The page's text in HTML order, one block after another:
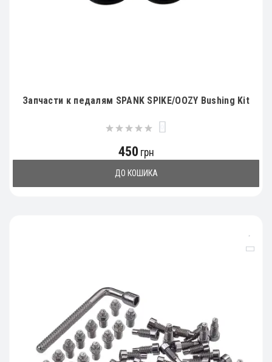
Запчасти к педалям SPANK SPIKE/OOZY Bushing Kit
450 грн
ДО КОШИКА